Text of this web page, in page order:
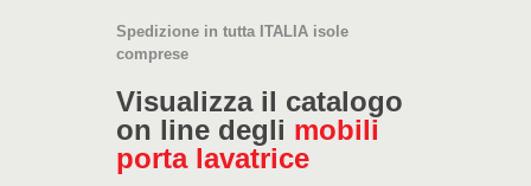
Spedizione in tutta ITALIA isole
comprese
Visualizza il catalogo
on line degli mobili
porta lavatrice